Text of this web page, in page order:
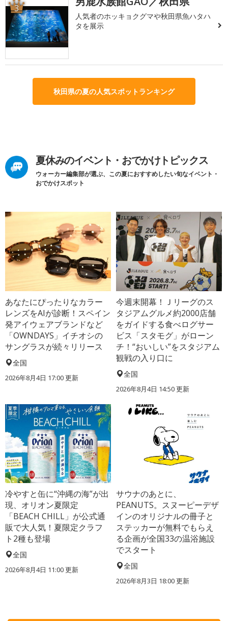
3
人気者のホッキョクグマや秋田県魚ハタハ
タを展示
秋田県の夏の人気スポットランキング
夏休みのイベント・おでかけトピックス
ウォーカー編集部が選ぶ、この夏におすすめしたい旬なイベント・
おでかけスポット
あなたにぴったりなカラー
レンズをAIが診断！スペイン
発アイウェアブランドなど
「OWNDAYS」イチオシの
サングラスが続々リリース
全国
2026年8月4日 17:00更新
今週末開幕！Ｊリーグのス
タジアムグルメ約2000店舗
をガイドする食べログサー
ビス「スタモグ」がローン
チ！“おいしい”をスタジアム
観戦の入り口に
全国
2026年8月4日 14:50更新
冷やすと缶に“沖縄の海”が出
現、オリオン夏限定
「BEACH CHILL」が公式通
販で大人気！夏限定クラフ
ト2種も登場
全国
2026年8月4日 11:00更新
サウナのあとに、
PEANUTS。スヌーピーデザ
インのオリジナルの冊子と
ステッカーが無料でもらえ
る企画が全国33の温浴施設
でスタート
全国
2026年8月3日 18:00更新